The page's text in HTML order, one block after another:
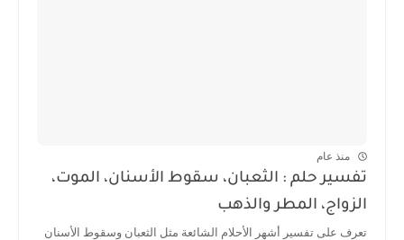
منذ عام
تفسير حلم : الثعبان، سقوط الأسنان، الموت،
الزواج، المطر والذهب
تعرف على تفسير أشهر الأحلام الشائعة مثل الثعبان وسقوط الأسنان